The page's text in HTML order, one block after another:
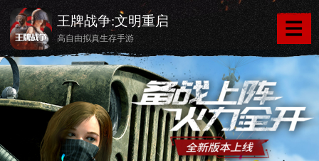
王牌战争:文明重启
高自由拟真生存手游